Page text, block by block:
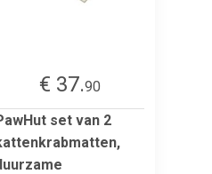
€ 37.90
set van 2